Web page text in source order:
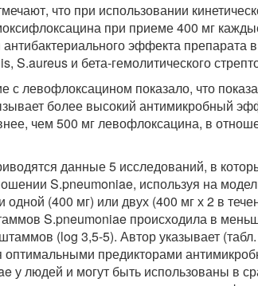
что при использовании
при приеме 400 мг
эффекта препарата
S.aureus и бета-гемолитического
с левофлоксацином показало, что
более высокий антимикробный
чем 500 мг левофлоксацина, в
данные 5 исследований, в
S.pneumoniae, используя на
(400 мг) или двух (400 мг х 2 в
S.pneumoniae происходила в
штаммов (log 3,5-5). Автор указывает
оптимальными предикторами
у людей и могут быть использованы в